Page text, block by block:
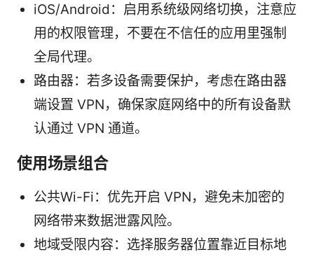
iOS/Android：启用系统级网络切换，注意应
用的权限管理，不要在不信任的应用里强制
全局代理。
路由器：若多设备需要保护，考虑在路由器
端设置 VPN，确保家庭网络中的所有设备默
认通过 VPN 通道。
使用场景组合
公共Wi-Fi：优先开启 VPN，避免未加密的
网络带来数据泄露风险。
地域受限内容：选择服务器位置靠近目标地